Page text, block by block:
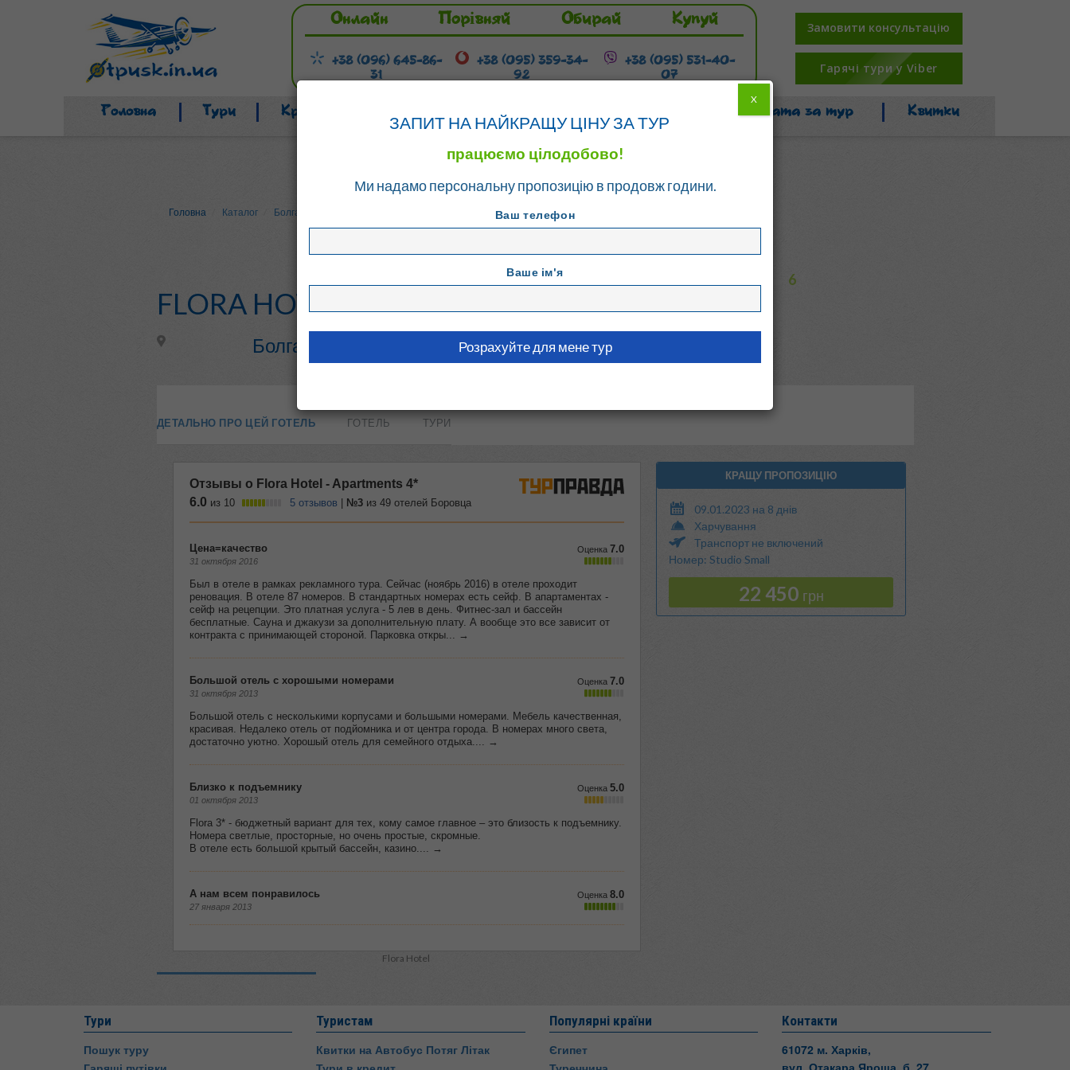
Онлайн Порівняй Обирай Купуй
+38 (096) 645-86-
31
+38 (095) 359-34-
92
+38 (095) 531-40-
07
Замовити консультацію
Гарячі тури у Viber
Головна Тури Країни Оплата за тур Квитки
Головна Каталог Болгарія
FLORA HOTEL
Болгарія, Боровець
6
ДЕТАЛЬНО ПРО ЦЕЙ ГОТЕЛЬ ГОТЕЛЬ ТУРИ
Flora Hotel
КРАЩУ ПРОПОЗИЦІЮ
09.01.2023 на 8 днів
Харчування
Транспорт не включений
Номер: Studio Small
22 450 грн
Тури
Пошук туру
Туристам
Квитки на Автобус Потяг Літак
Популярні країни
Єгипет
Контакти
61072 м. Харків,
вул. Отакара Яроша, б. 27
ЗАПИТ НА НАЙКРАЩУ ЦІНУ ЗА ТУР
працюємо цілодобово!
Ми надамо персональну пропозицію в продовж години.
Ваш телефон
Ваше ім'я
X